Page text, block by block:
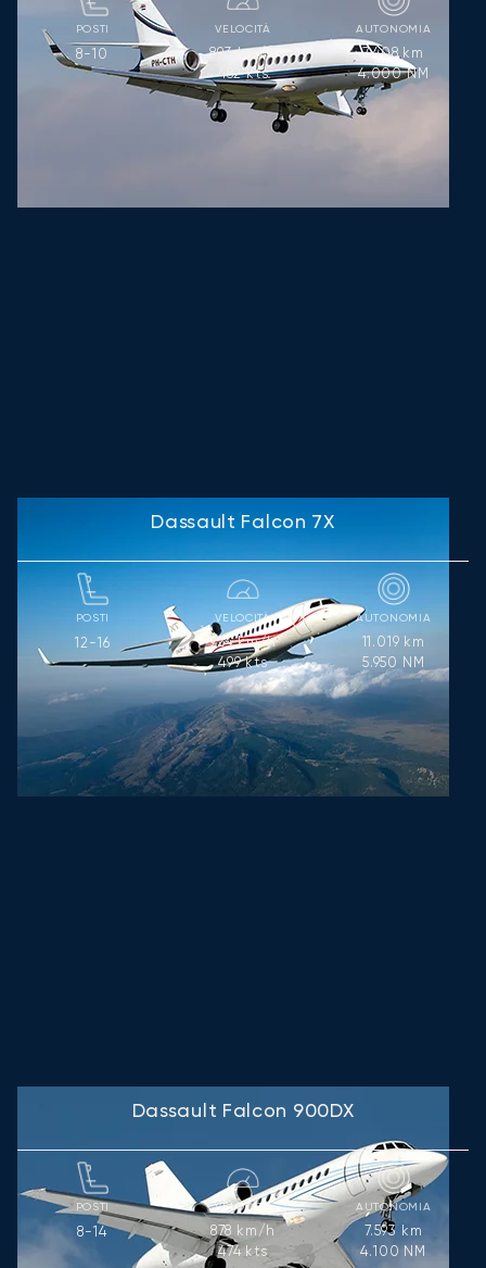
POSTI
8-10
VELOCITÀ
893km/h
482kts
AUTONOMIA
7.408km
4.000NM
Dassault Falcon 7X
POSTI
12-16
VELOCITÀ
924km/h
499kts
AUTONOMIA
11.019 km
5.950 NM
Dassault Falcon 900DX
POSTI
8-14
VELOCITÀ
878 km/h
474kts
AUTONOMIA
7.593 km
4.100 NM